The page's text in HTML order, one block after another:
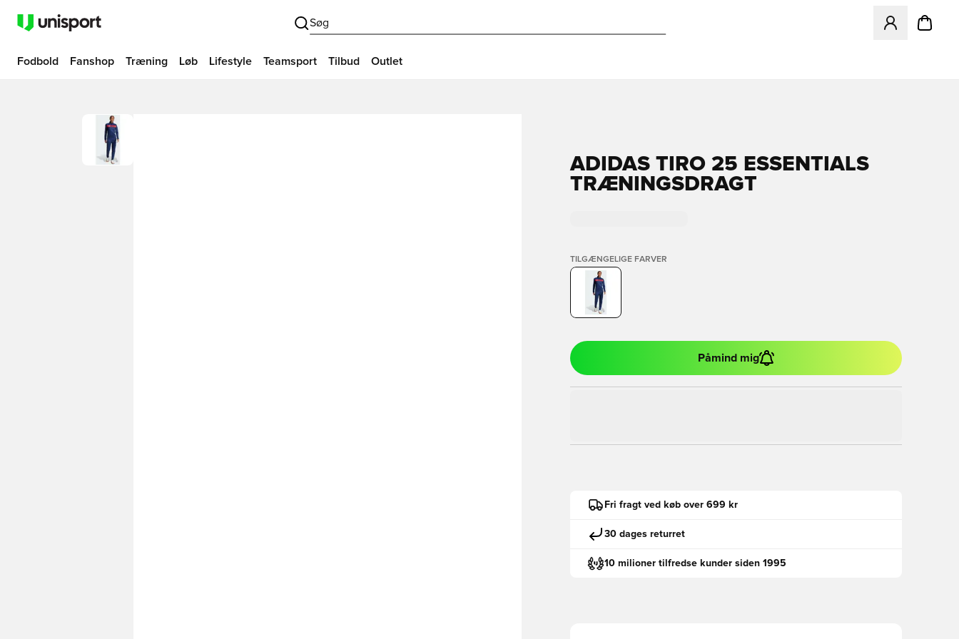
Søg
Åbner en
Fodbold Fanshop Træning Løb Lifestyle Teamsport Tilbud Outlet
ADIDAS TIRO 25 ESSENTIALS
TRÆNINGSDRAGT
TILGÆNGELIGE FARVER
Påmind mig
Fri fragt ved køb over 699 kr
30 dages returret
10 milioner tilfredse kunder siden 1995